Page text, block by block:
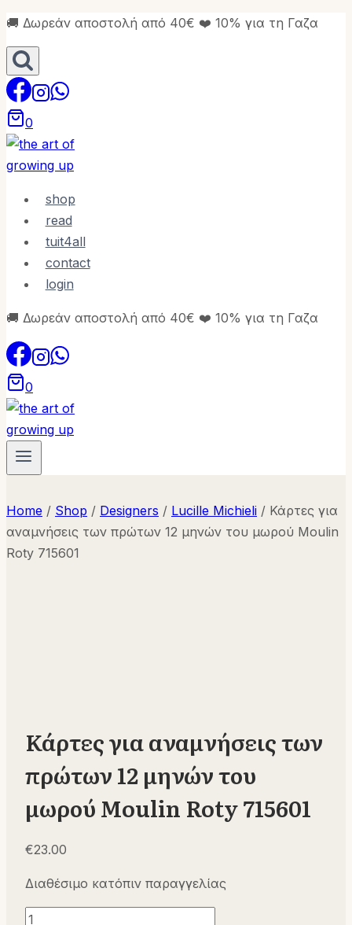
Skip
to
content
🚚 Δωρεάν αποστολή από 40€ ❤️ 10% για τη Γαζα
0
shop
read
tuit4all
contact
login
🚚 Δωρεάν αποστολή από 40€ ❤️ 10% για τη Γαζα
0
Home / Shop / Designers / Lucille Michieli / Κάρτες για
αναμνήσεις των πρώτων 12 μηνών του μωρού Moulin
Roty 715601
Κάρτες για αναμνήσεις των
πρώτων 12 μηνών του
μωρού Moulin Roty 715601
€23.00
Διαθέσιμο κατόπιν παραγγελίας
Κάρτες